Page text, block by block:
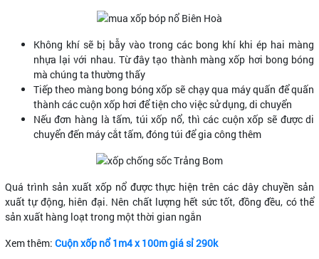
Không khí sẽ bị bẫy vào trong các bong khí khi ép hai màng
nhựa lại với nhau. Từ đây tạo thành màng xốp hơi bong bóng
mà chúng ta thường thấy
Tiếp theo màng bong bóng xốp sẽ chạy qua máy quấn để quấn
thành các cuộn xốp hơi để tiện cho việc sử dụng, di chuyển
Nếu đơn hàng là tấm, túi xốp nổ, thì các cuộn xốp sẽ được di
chuyển đến máy cắt tấm, đóng túi để gia công thêm
Quá trình sản xuất xốp nổ được thực hiện trên các dây chuyền sản
xuất tự động, hiên đại. Nên chất lượng hết sức tốt, đồng đều, có thể
sản xuất hàng loạt trong một thời gian ngắn
Xem thêm: Cuộn xốp nổ 1m4 x 100m giá sỉ 290k